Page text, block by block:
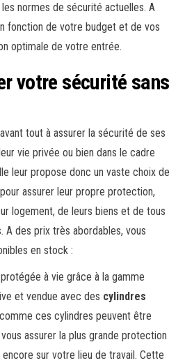
normes de sécurité actuelles. A
fonction de votre budget et de vos
optimale de votre entrée.
votre sécurité sans
tout à assurer la sécurité de ses
vie privée ou bien dans le cadre
leur propose donc un vaste choix de
assurer leur propre protection,
logement, de leurs biens et de tous
A des prix très abordables, vous
en stock :
protégée à vie grâce à la gamme
et vendue avec des cylindres
ces cylindres peuvent être
assurer la plus grande protection
sur votre lieu de travail. Cette